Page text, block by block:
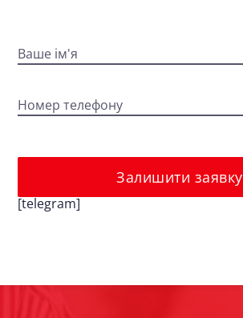
Ваше ім'я
Номер телефону
Залишити заявку
[telegram]